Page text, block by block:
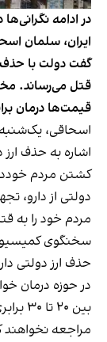
در ادامه
ایران، سلمان
گفت دولت با حذف
قتل می‌رساند.
قیمت‌ها درمان
اشاره به حذف
کشتن مردم
دولتی از دارو،
مردم خود را به
سخنگوی
حذف ارز دولتی
در حوزه درمان
بین
مراجعه